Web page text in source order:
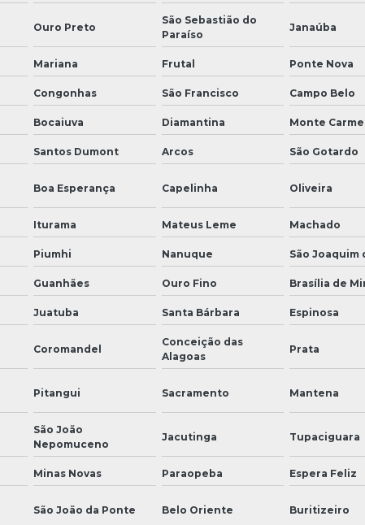
Ouro Preto
São Sebastião do
Paraíso
Janaúba
Mariana Frutal Ponte Nova
Congonhas São Francisco Campo Belo
Bocaiuva Diamantina Monte
Santos Dumont Arcos São Gotardo
Boa Esperança Capelinha Oliveira
Iturama Mateus Leme Machado
Piumhi Nanuque São Joaquim
Guanhães Ouro Fino Brasília de
Juatuba Santa Bárbara Espinosa
Coromandel
Conceição das
Alagoas
Prata
Pitangui Sacramento Mantena
São João
Nepomuceno
Jacutinga Tupaciguara
Minas Novas Paraopeba Espera Feliz
São João da Ponte Belo Oriente Buritizeiro